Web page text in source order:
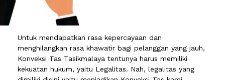
Untuk mendapatkan rasa kepercayaan dan
menghilangkan rasa khawatir bagi pelanggan yang jauh,
Konveksi Tas Tasikmalaya tentunya harus memiliki
kekuatan hukum, yaitu Legalitas. Nah, legalitas yang